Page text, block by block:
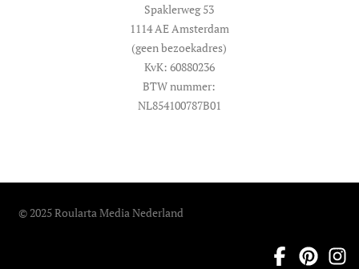
Spaklerweg 53
1114 AE Amsterdam
(geen bezoekadres)
KvK: 60880236
BTW nummer:
NL854100787B01
© 2025 Roularta Media Nederland